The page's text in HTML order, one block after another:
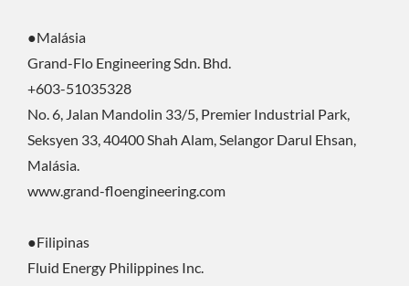
●Malásia
Grand-Flo Engineering Sdn. Bhd.
+603-51035328
No. 6, Jalan Mandolin 33/5, Premier Industrial Park,
Seksyen 33, 40400 Shah Alam, Selangor Darul Ehsan,
Malásia.
www.grand-floengineering.com
●Filipinas
Fluid Energy Philippines Inc.